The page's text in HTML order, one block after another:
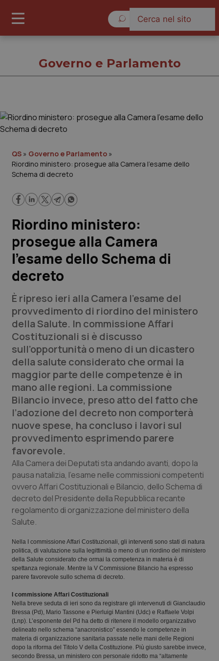
Governo e Parlamento
Regioni e Asl
Lavoro e Professioni
Scienza e Farmaci
Studi e Analisi
Lettere al direttore
Edizioni Regionali
QS Pro
Professionisti Sanitari.AI
Abruzzo
Basilicata
Calabria
Campania
Emilia-Romagna
Friuli Venezia Giulia
Lazio
Liguria
Lombardia
Marche
Molise
QS Pro Gold
Artrite & artrosi
Asma & BPCO
Car-T
Colesterolo & coronaropatie
Dermatite Atopica
Diabete & glucometri
Disturbi dell’umore
Dolore
Donna & Salute
Epatiti
QS Club Newsletter
Governo e Parlamento
QS » Governo e Parlamento »
Riordino ministero: prosegue alla Camera l’esame dello
Schema di decreto
Riordino ministero:
prosegue alla Camera
l’esame dello Schema di
decreto
È ripreso ieri alla Camera l’esame del
provvedimento di riordino del ministero
della Salute. In commissione Affari
Costituzionali si è discusso
sull’opportunità o meno di un dicastero
della salute considerato che ormai la
maggior parte delle competenze è in
mano alle regioni. La commissione
Bilancio invece, preso atto del fatto che
l’adozione del decreto non comporterà
nuove spese, ha concluso i lavori sul
provvedimento esprimendo parere
favorevole.
Alla Camera dei Deputati sta andando avanti, dopo la
pausa natalizia, l’esame nelle commissioni competenti
ovvero Affari Costituzionali e Bilancio, dello Schema di
decreto del Presidente della Repubblica recante
regolamento di organizzazione del ministero della
Salute.
Nella I commissione Affari Costituzionali, gli interventi sono stati di natura
politica, di valutazione sulla legittimità o meno di un riordino del ministero
della Salute considerato che ormai la competenza in materia è di
spettanza regionale. Mentre la V Commissione Bilancio ha espresso
parere favorevole sullo schema di decreto.
I commissione Affari Costituzionali
Nella breve seduta di ieri sono da registrare gli intervenuti di Gianclaudio
Bressa (Pd), Mario Tassone e Pierluigi Mantini (Udc) e Raffaele Volpi
(Lnp). L’esponente del Pd ha detto di ritenere il modello organizzativo
delineato nello schema “anacronistico” essendo le competenze in
materia di organizzazione sanitaria passate nelle mani delle Regioni
dopo la riforma del Titolo V della Costituzione. Più giusto sarebbe invece,
secondo Bressa, un ministero con personale ridotto ma “altamente